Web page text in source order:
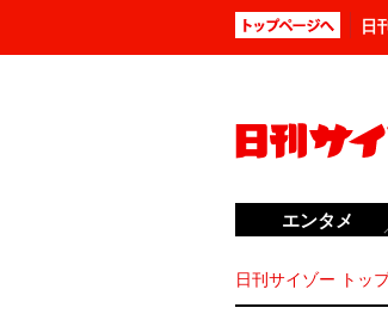
日
日刊サイゾー トッ
エンタメ